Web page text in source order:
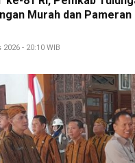
Murah dan
- 20:10 WIB